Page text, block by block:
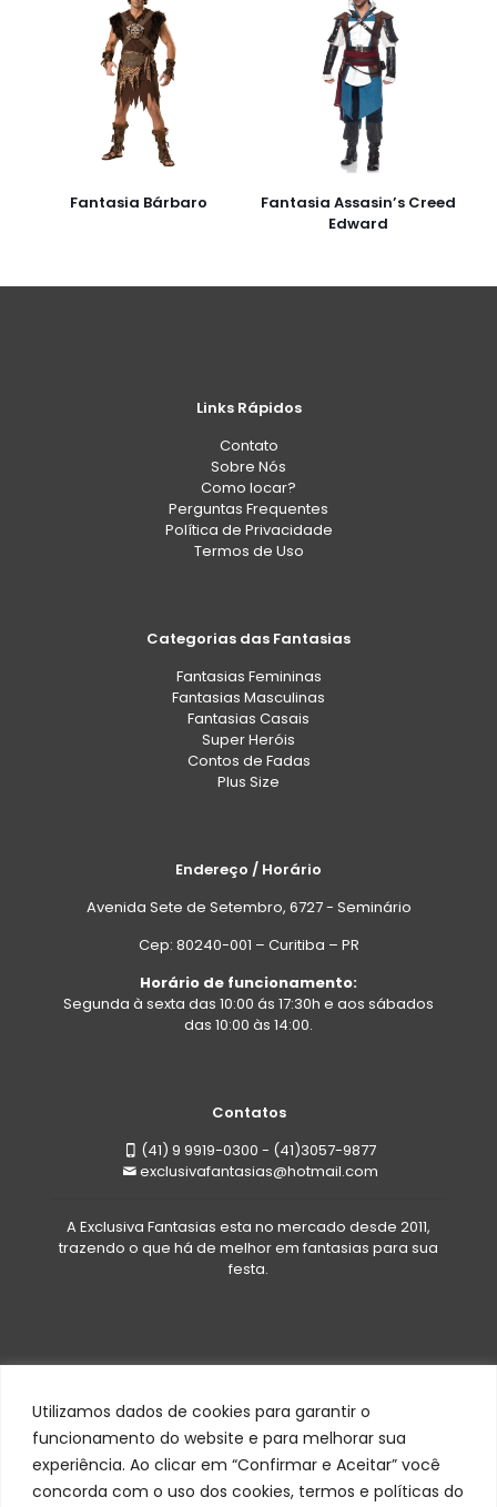
Utilizamos dados de cookies para garantir o
funcionamento do website e para melhorar sua
experiência. Ao clicar em “Confirmar e Aceitar” você
concorda com o uso dos cookies, termos e políticas do
Fantasia Bárbaro
Fantasia Assasin’s Creed
Edward
Links Rápidos
Contato
Sobre Nós
Como locar?
Perguntas Frequentes
Política de Privacidade
Termos de Uso
Categorias das Fantasias
Fantasias Femininas
Fantasias Masculinas
Fantasias Casais
Super Heróis
Contos de Fadas
Plus Size
Endereço / Horário
Avenida Sete de Setembro, 6727 - Seminário
Cep: 80240-001 – Curitiba – PR
Horário de funcionamento:
Segunda à sexta das 10:00 ás 17:30h e aos sábados
das 10:00 às 14:00.
Contatos
(41) 9 9919-0300 - (41)3057-9877
exclusivafantasias@hotmail.com
A Exclusiva Fantasias esta no mercado desde 2011,
trazendo o que há de melhor em fantasias para sua
festa.
Todos os direitos reservados a Exclusiva Fantasias©